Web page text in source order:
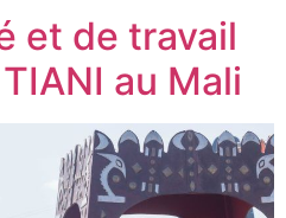
et de travail
au Mali